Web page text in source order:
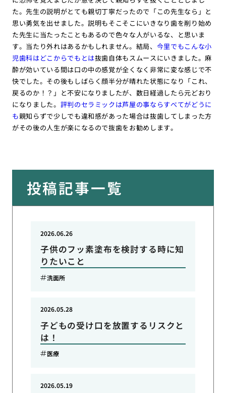
た。先生の説明がとても親切丁寧だったので「この先生なら」と
思い勇気を出せました。説明もそこそこにいきなり歯を削り始め
た先生に当たったこともあるので色々な人がいるな、と思いま
す。当たり外れはあるかもしれません。結局、 今里でもこんな小
児歯科はどこからでもとは抜歯自体もスムースにいきました。麻
酔が効いている間は口の中の感覚が全くなく非常に変な感じで不
快でした。その後もしばらく顔半分が晴れた状態になり「これ、
戻るのか！？」と不安になりましたが、数日経過したら元どおり
になりました。 評判のセラミックは芦屋の事ならすべてがどうに
も親知らずで少しでも違和感があった場合は抜歯してしまった方
がその後の人生が楽になるので抜歯をお勧めします。
投稿記事一覧
子供のフッ素塗布を検討する時に知
りたいこと
2026.06.26
洗面所
子どもの受け口を放置するリスクと
は！
2026.05.28
医療
2026.05.19